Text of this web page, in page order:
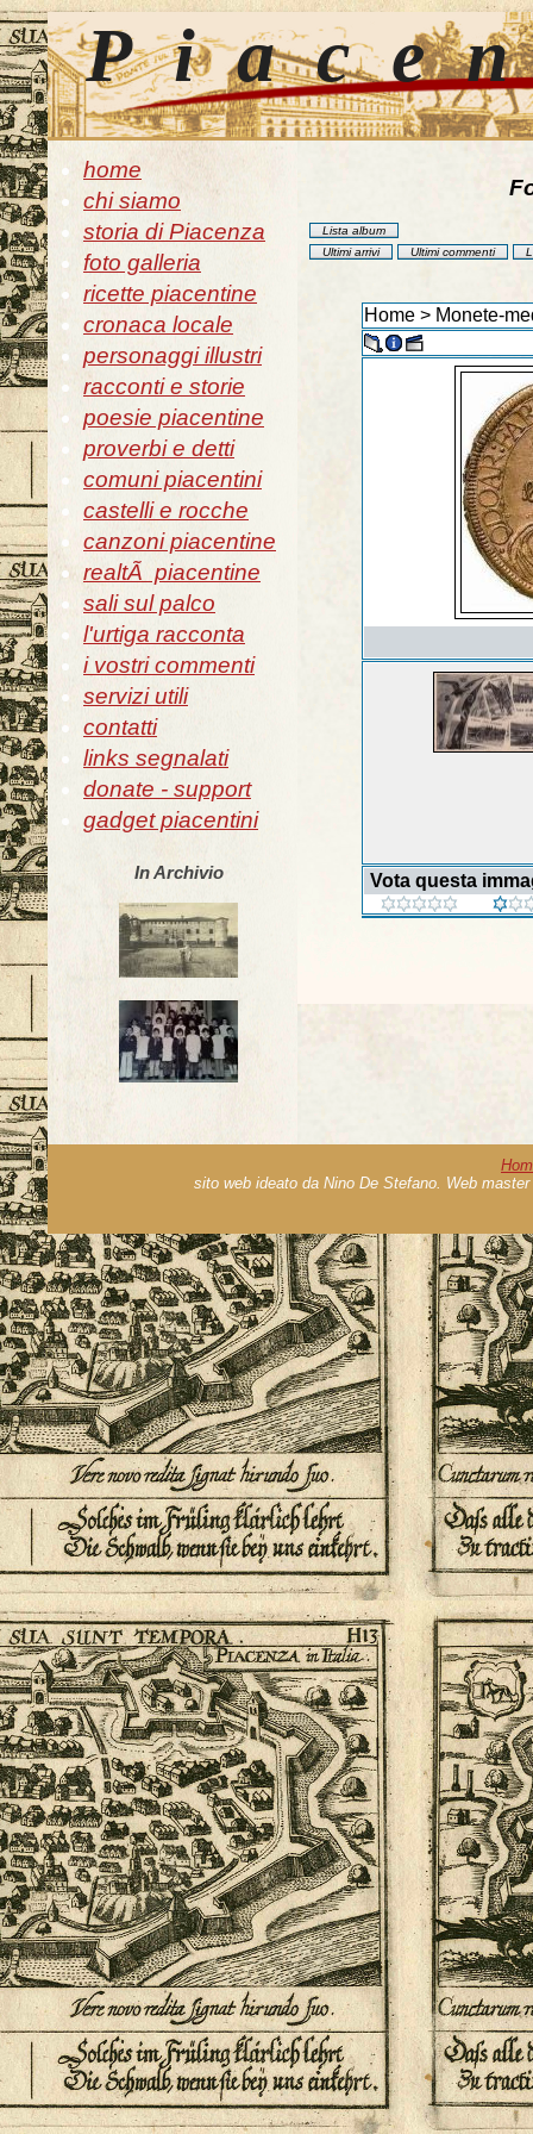
home
chi siamo
storia di Piacenza
foto galleria
ricette piacentine
cronaca locale
personaggi illustri
racconti e storie
poesie piacentine
proverbi e detti
comuni piacentini
castelli e rocche
canzoni piacentine
realtÃ piacentine
sali sul palco
l'urtiga racconta
i vostri commenti
servizi utili
contatti
links segnalati
donate - support
gadget piacentini
In Archivio
Lista album
Ultimi arrivi
Ultimi commenti
Home> Monete-
Vota questa
sito web ideato da Nino De Stefano. Web